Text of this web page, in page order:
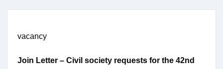
vacancy
Join Letter – Civil society requests for the 42nd